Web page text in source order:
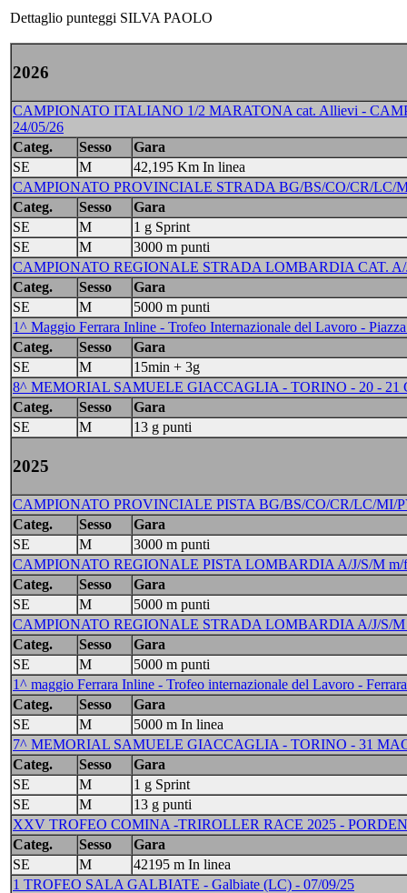
Dettaglio punteggi SILVA PAOLO
2026
CAMPIONATO ITALIANO 1/2 MARATONA cat. Allievi -
24/05/26
Categ.
Sesso
Gara
SE
M
42,195 Km In linea
CAMPIONATO PROVINCIALE STRADA BG/BS/CO/CR/LC/
Categ.
Sesso
Gara
SE
M
1 g Sprint
SE
M
3000 m punti
CAMPIONATO REGIONALE STRADA LOMBARDIA CAT.
Categ.
Sesso
Gara
SE
M
5000 m punti
1^ Maggio Ferrara Inline - Trofeo Internazionale del Lavoro -
Categ.
Sesso
Gara
SE
M
15min + 3g
8^ MEMORIAL SAMUELE GIACCAGLIA - TORINO - 20 - 21
Categ.
Sesso
Gara
SE
M 13 g punti
2025
CAMPIONATO PROVINCIALE PISTA BG/BS/CO/CR/LC/MI/
Categ.
Sesso
Gara
SE
M
3000 m punti
CAMPIONATO REGIONALE PISTA LOMBARDIA A/J/S/M m/
Categ.
Sesso
Gara
SE
M
5000 m punti
CAMPIONATO REGIONALE STRADA LOMBARDIA A/J/S/M
Categ.
Sesso
Gara
SE
M
5000 m punti
1^ maggio Ferrara Inline - Trofeo internazionale del Lavoro -
Categ.
Sesso
Gara
SE
M
5000 m In linea
7^ MEMORIAL SAMUELE GIACCAGLIA - TORINO - 31
Categ.
Sesso
Gara
SE
M
1 g Sprint
SE
M
13 g punti
XXV TROFEO COMINA -TRIROLLER RACE 2025 -
Categ.
Sesso
Gara
SE
M
42195 m In linea
1 TROFEO SALA GALBIATE - Galbiate (LC) - 07/09/25